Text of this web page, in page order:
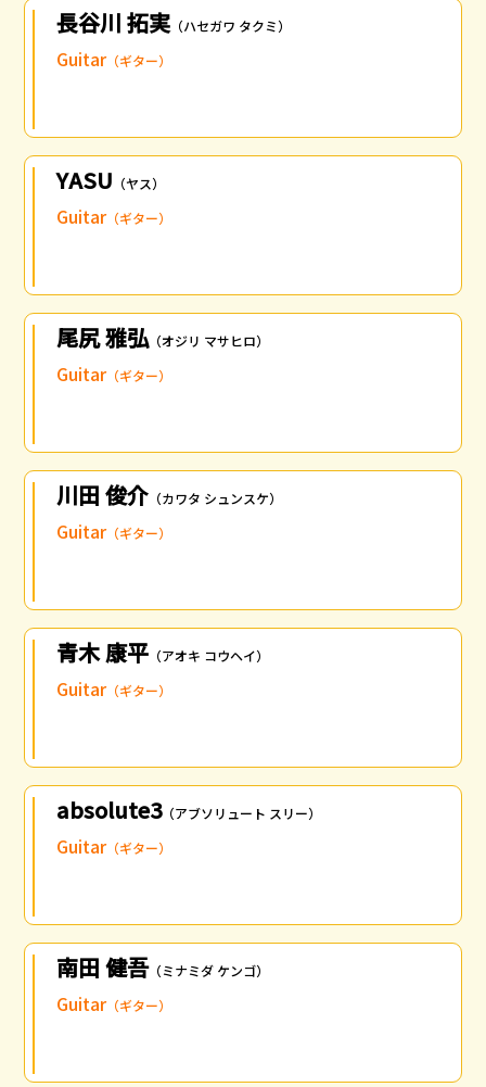
長谷川 拓実 （ハセガワ タクミ）
Guitar（ギター）
YASU （ヤス）
Guitar（ギター）
尾尻 雅弘（オジリ マサヒロ）
Guitar（ギター）
川田 俊介 （カワタ シュンスケ）
Guitar（ギター）
青木 康平 （アオキ コウヘイ）
Guitar（ギター）
absolute3（アブソリュート スリー）
Guitar（ギター）
南田 健吾（ミナミダ ケンゴ）
Guitar（ギター）